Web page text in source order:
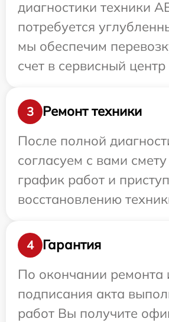
диагностики техники
потребуется
мы обеспечим
счет в сервисный центр
3
Ремонт техники
После полной
согласуем с вами смету
график работ и
восстановлению
4
Гарантия
По окончании ремонта
подписания акта
работ Вы получите